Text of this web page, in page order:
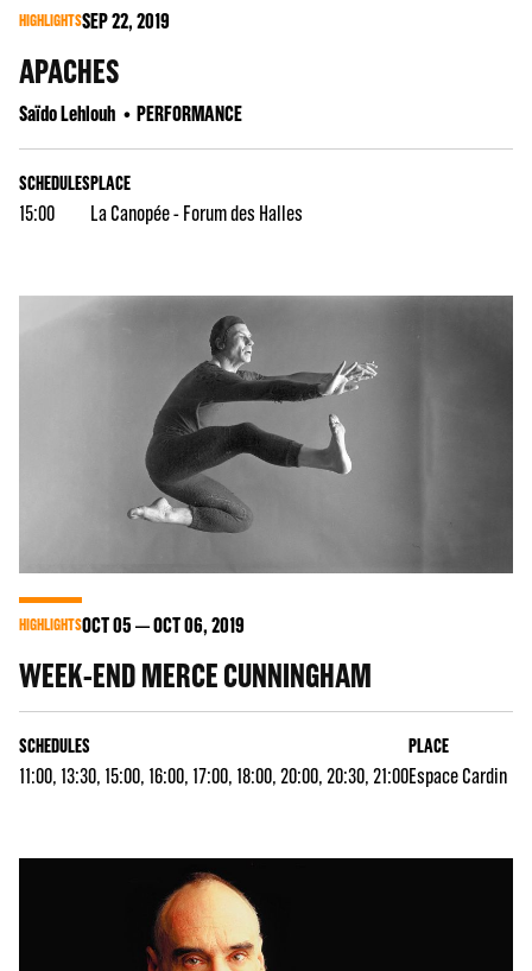
HIGHLIGHTSSEP22, 2019
APACHES
Saïdo Lehlouh PERFORMANCE
SCHEDULES
15:00
PLACE
La Canopée - Forum des Halles
HIGHLIGHTSOCT05 OCT06, 2019
WEEK-END MERCE CUNNINGHAM
SCHEDULES
11:00, 13:30, 15:00, 16:00, 17:00, 18:00, 20:00, 20:30, 21:00
PLACE
Espace Cardin